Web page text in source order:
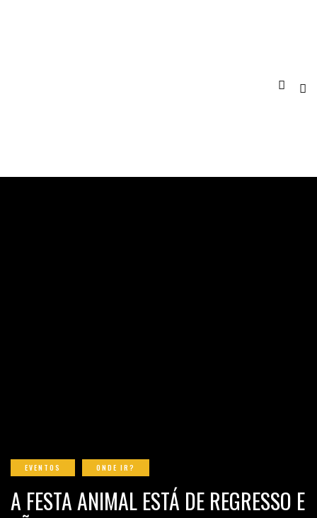
EVENTOS ONDE IR?
A FESTA ANIMAL ESTÁ DE REGRESSO E